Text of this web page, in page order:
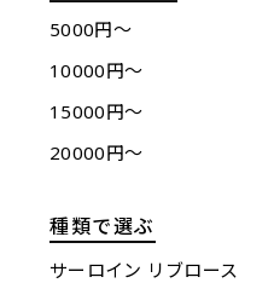
5000円〜
10000円〜
15000円〜
20000円〜
種類で選ぶ
サーロイン リブロース